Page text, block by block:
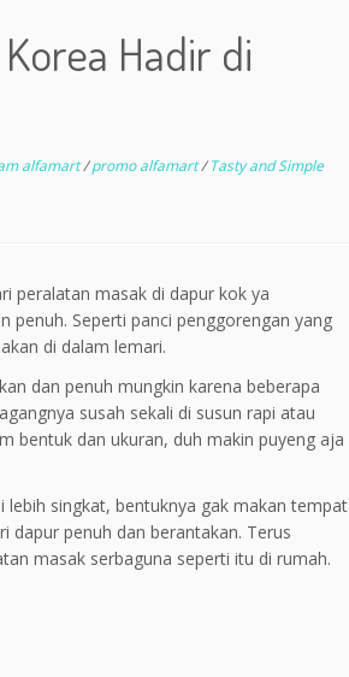
Hadir di
alfamart/promo alfamart/Tasty and Simple
peralatan masak di dapur kok ya
penuh. Seperti panci penggorengan yang
di dalam lemari.
dan penuh mungkin karena beberapa
susah sekali di susun rapi atau
bentuk dan ukuran, duh makin puyeng aja
lebih singkat, bentuknya gak makan tempat
dapur penuh dan berantakan. Terus
masak serbaguna seperti itu di rumah.